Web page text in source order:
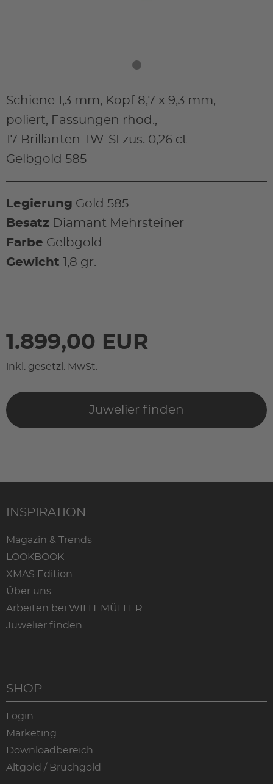
Schiene 1,3 mm, Kopf 8,7 x 9,3 mm,
poliert, Fassungen rhod.,
17 Brillanten TW-SI zus. 0,26 ct
Gelbgold 585
Legierung Gold 585
Besatz Diamant Mehrsteiner
Farbe Gelbgold
Gewicht
1,8 gr.
1.899,00 EUR
inkl. gesetzl. MwSt.
Juwelier finden
INSPIRATION
Magazin & Trends
LOOKBOOK
XMAS Edition
Über uns
Arbeiten bei WILH. MÜLLER
Juwelier finden
SHOP
Login
Marketing
Downloadbereich
Altgold / Bruchgold